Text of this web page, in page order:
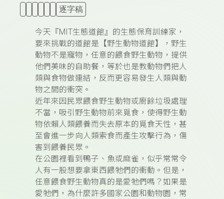
逐字稿
今天『MIT生態道館』的生態保育訓練家，
要來挑戰的道館是【野生動物道館】，野生
動物不是寵物，任意的餵食野生動物，提供
他們美味的自助餐，等於也是教動物們把人
類與食物做連結，反而更容易發生人類與動
物之間的衝突。
近年來因民眾餵食野生動物或廚餘垃圾處理
不當，吸引野生動物前來覓食，使得野生動
物依賴人類餵養而失去原本的覓食天性，甚
至會進一步向人類索食而產生攻擊行為，傷
害到餵養民眾。
在公園裡看到鴨子、魚或麻雀，似乎常常令
人有一股想要拿東西餵牠們的衝動。但是，
任意餵食野生動物真的是愛牠們嗎？如果是
愛牠們，為什麼許多國家公園和動物園，常